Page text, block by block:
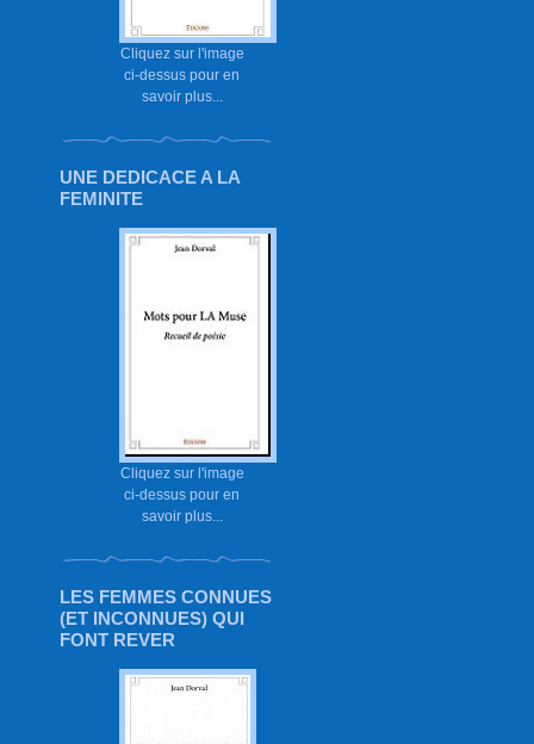
Cliquez sur l'image
ci-dessus pour en
savoir plus...
UNE DEDICACE A LA
FEMINITE
Cliquez sur l'image
ci-dessus pour en
savoir plus...
LES FEMMES CONNUES
(ET INCONNUES) QUI
FONT REVER